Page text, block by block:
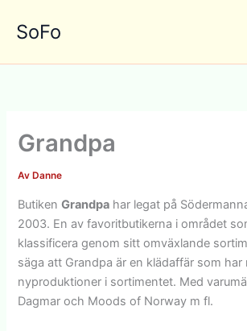
SoFo
Grandpa
Av Danne
ButikenGrandpa har legat på
2003. En av favoritbutikerna i området
klassificera genom sitt omväxlande
säga att Grandpa är en klädaffär som har
nyproduktioner i sortimentet. Med
Dagmar och Moods of Norway m fl.